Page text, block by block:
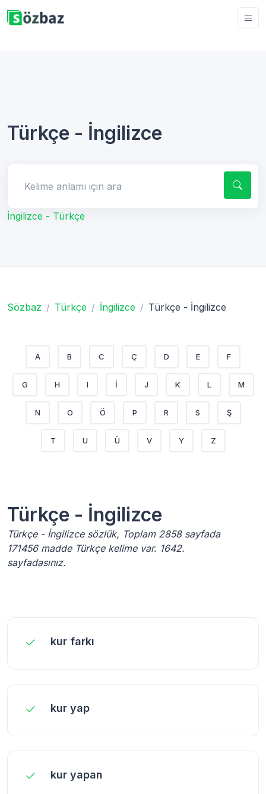
Türkçe - İngilizce
İngilizce - Türkçe
Sözbaz Türkçe İngilizce Türkçe - İngilizce
A B C Ç D E F
G H I İ J K L M
N O Ö P R S Ş
T U Ü V Y Z
Türkçe - İngilizce
Türkçe - İngilizce sözlük, Toplam 2858 sayfada
171456 madde Türkçe kelime var. 1642.
sayfadasınız.
kur farkı
kur yap
kur yapan